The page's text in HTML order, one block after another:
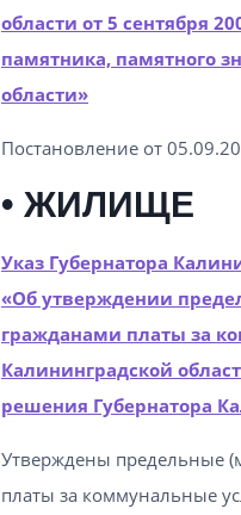
области от 5 сентября
памятника, памятного
области»
Постановление от
• ЖИЛИЩЕ
Указ Губернатора
«Об утверждении
гражданами платы за
Калининградской
решения Губернатора
Утверждены предельные
платы за коммунальные